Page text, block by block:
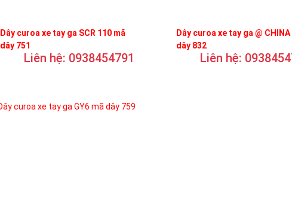
Dây curoa xe tay ga SCR 110 mã
dây 751
Liên hệ: 0938454791
Dây curoa xe tay ga @ CHINA
dây 832
Liên hệ: